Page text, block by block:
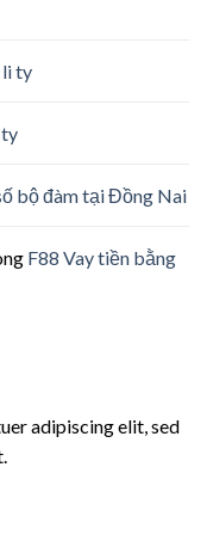
li ty
bộ đàm tại Đồng Nai
F88 Vay tiền bằng
adipiscing elit, sed